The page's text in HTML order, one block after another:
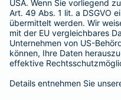
persönliches Gespräch zur
. So finden auch Sie den
#MachenWirGern